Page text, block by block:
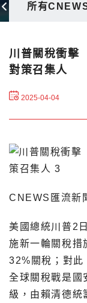
所有
川普關稅衝擊
對策召集人
2025-04-04
CNEWS匯流新
美國總統川普2
施新一輪關稅措
32%關稅；對此
全球關稅戰是國
級，由賴清德統